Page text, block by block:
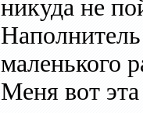
никуда не
маленького
Меня вот